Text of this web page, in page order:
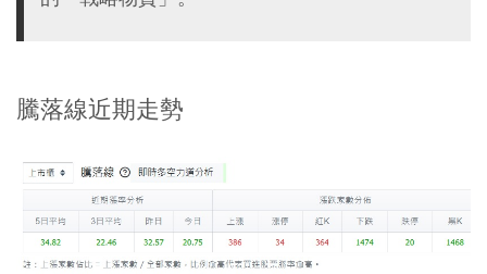
騰落線近期走勢